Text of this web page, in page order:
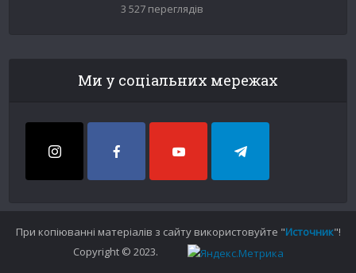
3 527 переглядів
Ми у соціальних мережах
При копіюванні матеріалів з сайту використовуйте "Источник"!
Copyright © 2023.